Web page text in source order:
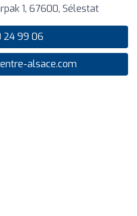
1, 67600, Sélestat
24 99 06
alsace.com